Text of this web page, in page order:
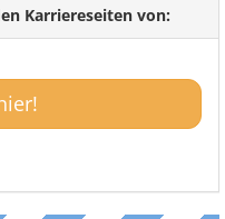
Karriereseiten von: